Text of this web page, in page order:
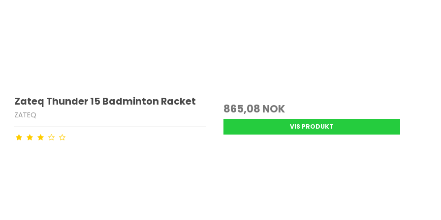
Zateq Thunder 15 Badminton Racket
ZATEQ 865,08 NOK
VIS PRODUKT